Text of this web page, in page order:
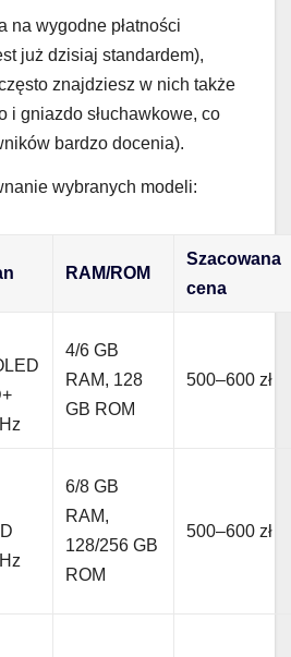
na wygodne płatności
już dzisiaj standardem),
znajdziesz w nich także
i gniazdo słuchawkowe, co
bardzo docenia).
wybranych modeli:
RAM/ROM
Szacowana
cena
4/6 GB
RAM, 128
GB ROM
500–600 zł
6/8 GB
RAM,
128/256 GB
ROM
500–600 zł